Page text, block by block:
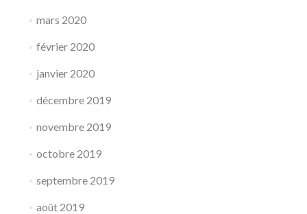
mars 2020
février 2020
janvier 2020
décembre 2019
novembre 2019
octobre 2019
septembre 2019
août 2019